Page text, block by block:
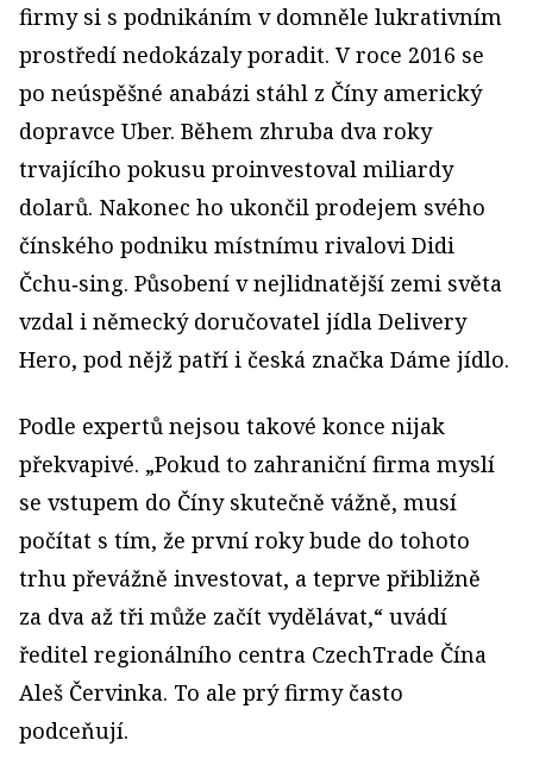
firmy si s podnikáním v domněle lukrativním
prostředí nedokázaly poradit. V roce 2016 se
po neúspěšné anabázi stáhl z Číny americký
dopravce Uber. Během zhruba dva roky
trvajícího pokusu proinvestoval miliardy
dolarů. Nakonec ho ukončil prodejem svého
čínského podniku místnímu rivalovi Didi
Čchu‑sing. Působení v nejlidnatější zemi světa
vzdal i německý doručovatel jídla Delivery
Hero, pod nějž patří i česká značka Dáme jídlo.
Podle expertů nejsou takové konce nijak
překvapivé. „Pokud to zahraniční firma myslí
se vstupem do Číny skutečně vážně, musí
počítat s tím, že první roky bude do tohoto
trhu převážně investovat, a teprve přibližně
za dva až tři může začít vydělávat,“ uvádí
ředitel regionálního centra CzechTrade Čína
Aleš Červinka. To ale prý firmy často
podceňují.